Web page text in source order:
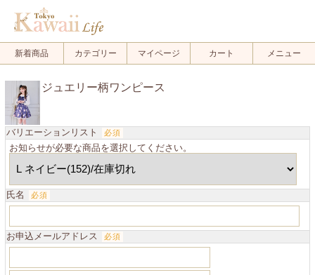
新着商品 カテゴリー マイページ カート メニュー
ジュエリー柄ワンピース
バリエーションリスト 必須
お知らせが必要な商品を選択してください。
氏名 必須
お申込メールアドレス 必須